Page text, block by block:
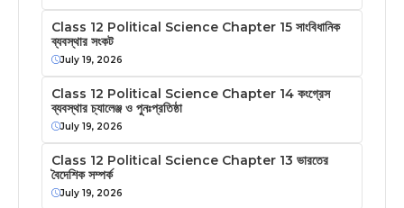
Class 12 Political Science Chapter 15 সাংবিধানিক
ব্যবস্থার সংকট
July 19, 2026
Class 12 Political Science Chapter 14 কংগ্রেস
ব্যবস্থার চ্যালেঞ্জ ও পুনঃপ্রতিষ্ঠা
July 19, 2026
Class 12 Political Science Chapter 13 ভারতের
বৈদেশিক সম্পর্ক
July 19, 2026